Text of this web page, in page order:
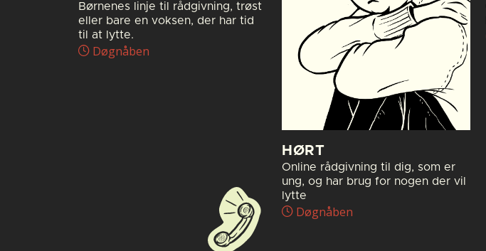
Børnenes linje til rådgivning, trøst
eller bare en voksen, der har tid
til at lytte.
Døgnåben
HØRT
Online rådgivning til dig, som er
ung, og har brug for nogen der vil
lytte
Døgnåben